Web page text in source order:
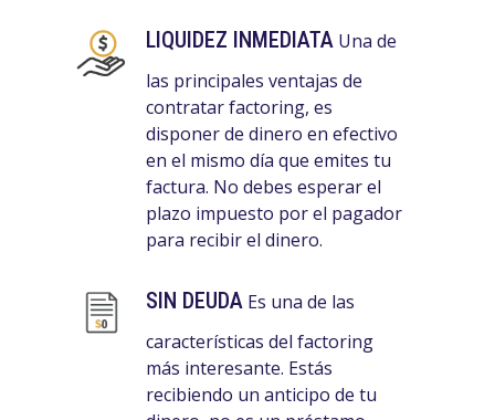
LIQUIDEZ INMEDIATA Una de
las principales ventajas de
contratar factoring, es
disponer de dinero en efectivo
en el mismo día que emites tu
factura. No debes esperar el
plazo impuesto por el pagador
para recibir el dinero.
SIN DEUDA Es una de las
características del factoring
más interesante. Estás
recibiendo un anticipo de tu